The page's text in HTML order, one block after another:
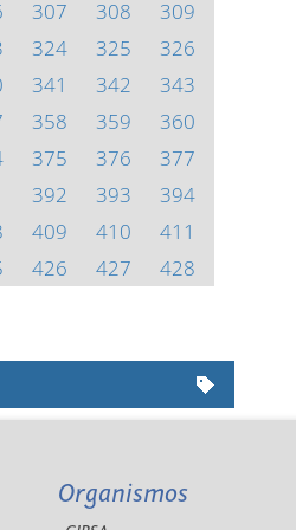
307 308
309
324 325
326
341 342
343
358 359
360
375 376
377
392 393
394
409 410
411
426 427
428
Organismos